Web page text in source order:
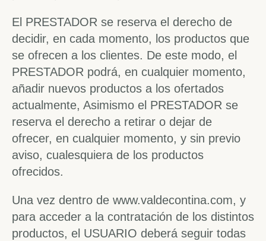
El PRESTADOR se reserva el derecho de
decidir, en cada momento, los productos que
se ofrecen a los clientes. De este modo, el
PRESTADOR podrá, en cualquier momento,
añadir nuevos productos a los ofertados
actualmente, Asimismo el PRESTADOR se
reserva el derecho a retirar o dejar de
ofrecer, en cualquier momento, y sin previo
aviso, cualesquiera de los productos
ofrecidos.
Una vez dentro de www.valdecontina.com, y
para acceder a la contratación de los distintos
productos, el USUARIO deberá seguir todas